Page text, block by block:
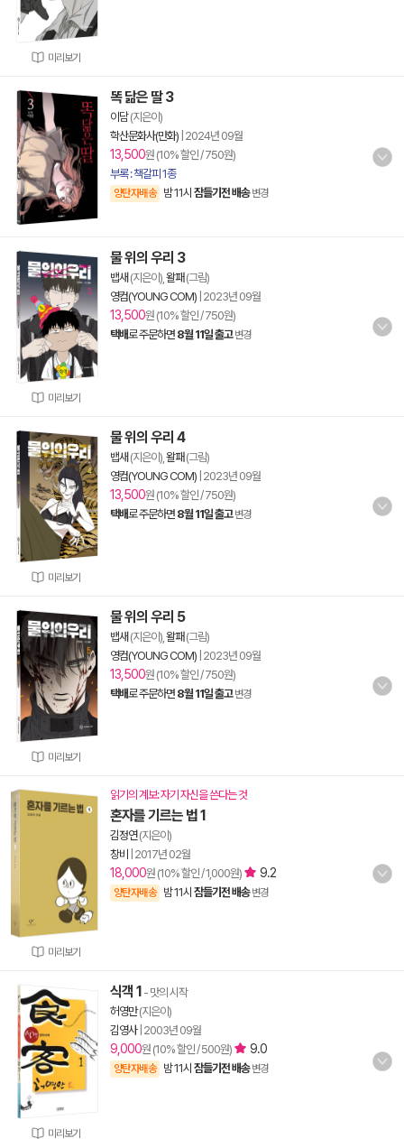
미리보기
똑 닮은 딸 3
이담(지은이)
학산문화사(만화) 2024년 09월
13,500원 (10% 할인 / 750원)
부록 : 책갈피 1종
양탄자배송 밤 11시 잠들기전 배송 변경
미리보기
물 위의 우리 3
뱁새 (지은이), 왈패 (그림)
영컴(YOUNG COM) 2023년 09월
13,500원 (10% 할인 / 750원)
택배로 주문하면 8월 11일 출고 변경
미리보기
물 위의 우리 4
뱁새 (지은이), 왈패 (그림)
영컴(YOUNG COM) 2023년 09월
13,500원 (10% 할인 / 750원)
택배로 주문하면 8월 11일 출고 변경
미리보기
물 위의 우리 5
뱁새 (지은이), 왈패 (그림)
영컴(YOUNG COM) 2023년 09월
13,500원 (10% 할인 / 750원)
택배로 주문하면 8월 11일 출고 변경
미리보기
읽기의 계보: 자기 자신을 쓴다는 것
혼자를 기르는 법 1
김정연(지은이)
창비
2017년 02월
18,000원 (10% 할인 / 1,000원) 9.2
양탄자배송 밤 11시 잠들기전 배송 변경
미리보기
식객 1 - 맛의 시작
허영만(지은이)
김영사| 2003년 09월
9,000원 (10% 할인 / 500원) 9.0
양탄자배송 밤 11시 잠들기전 배송 변경